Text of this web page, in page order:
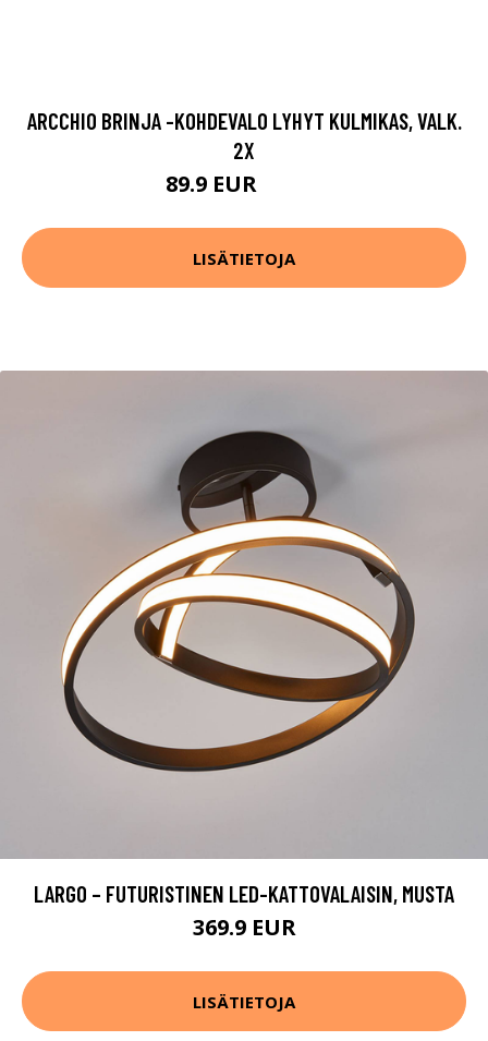
ARCCHIO BRINJA -KOHDEVALO LYHYT KULMIKAS, VALK.
2X
89.9 EUR
LISÄTIETOJA
LARGO – FUTURISTINEN LED-KATTOVALAISIN, MUSTA
369.9 EUR
LISÄTIETOJA